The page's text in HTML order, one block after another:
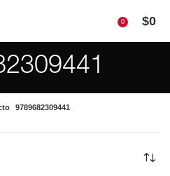
0 $0
9789682309441